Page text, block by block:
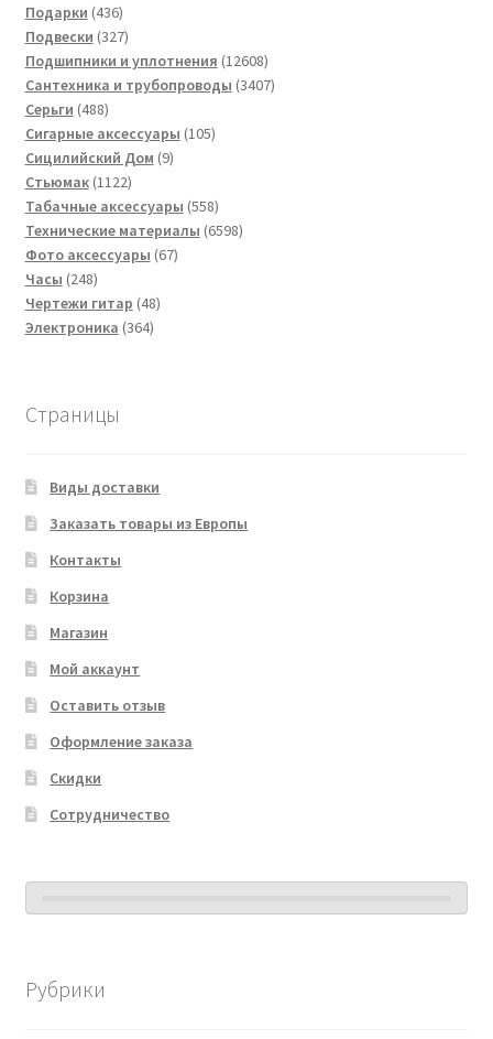
Подарки 436436
товаров
Подвески 327327
товаров
Подшипники и уплотнения 1260812608
товаров
Сантехника и трубопроводы 34073407
Серьги 488488
товаров
Сигарные аксессуары 105105
Сицилийский Дом 99
Стьюмак 11221122
товара
Табачные аксессуары 558558
товаров
Технические материалы 65986598
Фото аксессуары 6767
Часы 248248
товаров
Чертежи гитар 4848
Электроника 364364
Страницы
Виды доставки
Заказать товары из Европы
Контакты
Корзина
Магазин
Мой аккаунт
Оставить отзыв
Оформление заказа
Скидки
Сотрудничество
Рубрики